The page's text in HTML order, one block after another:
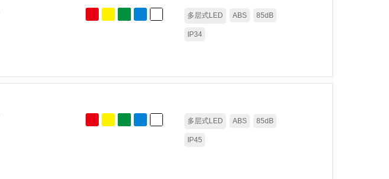
多层式LED ABS 85dB
IP34
多层式LED ABS 85dB
IP45